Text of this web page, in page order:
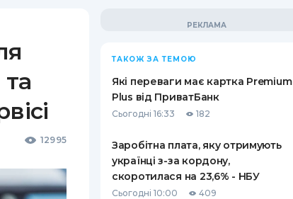
12995
ТАКОЖ ЗА ТЕМОЮ
Які переваги має картка Premium
Plus від ПриватБанк
Сьогодні 16:33 182
Заробітна плата, яку отримують
українці з-за кордону,
скоротилася на 23,6% - НБУ
Сьогодні 10:00 409